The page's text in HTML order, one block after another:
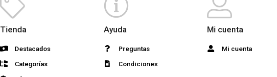
Tienda
Destacados
Categorías
Ayuda
Preguntas
Condiciones
Mi cuenta
Mi cuenta